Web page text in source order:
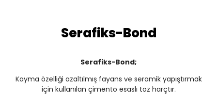
Serafiks-Bond
Serafiks-Bond;
Kayma özelliği azaltılmış fayans ve seramik yapıştırmak
için kullanılan çimento esaslı toz harçtır.